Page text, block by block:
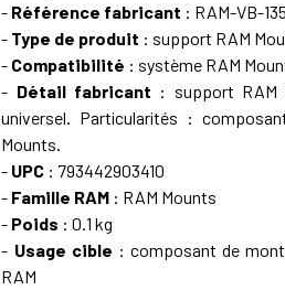
- Référence fabricant : RAM-VB-
- Type de produit : support RAM
- Compatibilité : système RAM
- Détail fabricant : support RAM
universel. Particularités :
Mounts.
- UPC : 793442903410
- Famille RAM : RAM Mounts
- Poids : 0.1 kg
- Usage cible : composant de
RAM